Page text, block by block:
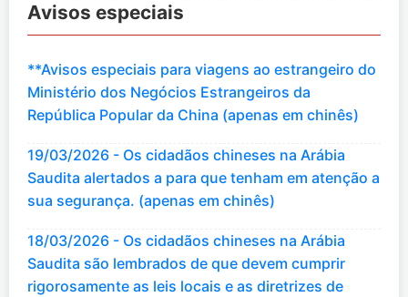
Avisos especiais
**Avisos especiais para viagens ao estrangeiro do
Ministério dos Negócios Estrangeiros da
República Popular da China (apenas em chinês)
19/03/2026 - Os cidadãos chineses na Arábia
Saudita alertados a para que tenham em atenção a
sua segurança. (apenas em chinês)
18/03/2026 - Os cidadãos chineses na Arábia
Saudita são lembrados de que devem cumprir
rigorosamente as leis locais e as diretrizes de